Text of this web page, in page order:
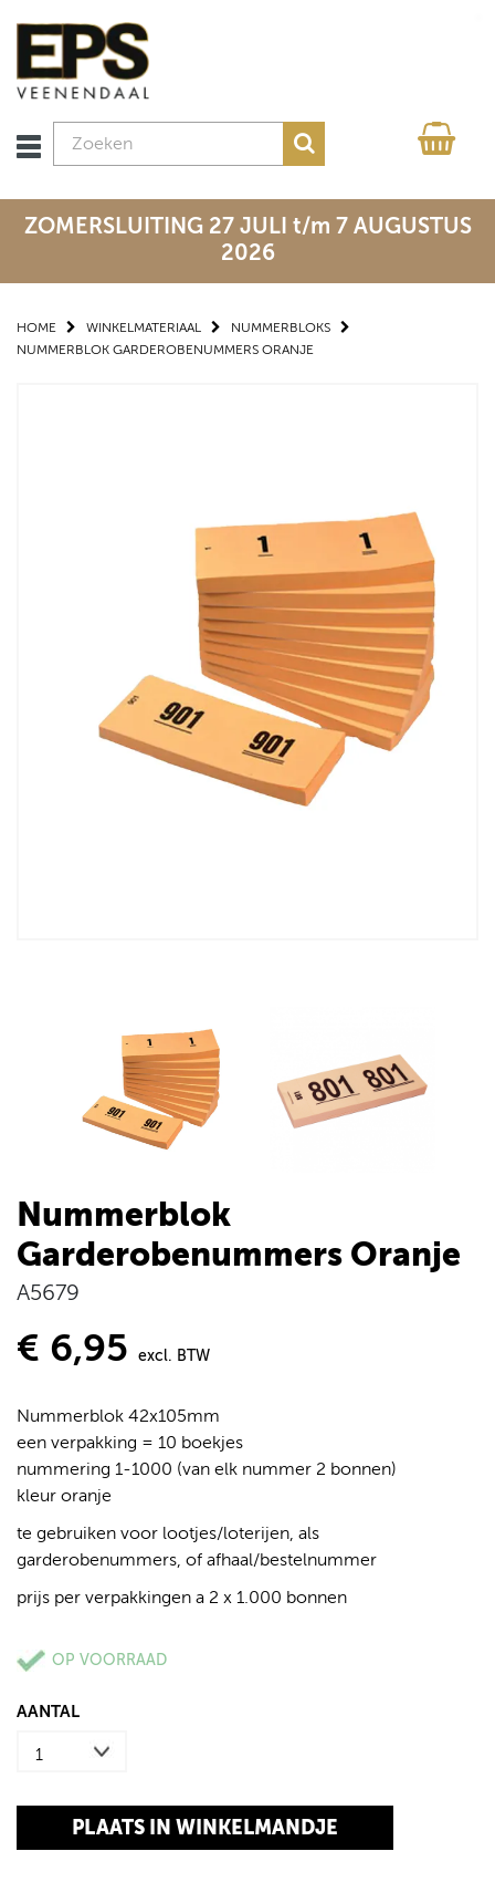
ZOMERSLUITING 27 JULI t/m 7 AUGUSTUS
2026
HOME WINKELMATERIAAL
NUMMERBLOKS
NUMMERBLOK GARDEROBENUMMERS ORANJE
Nummerblok
Garderobenummers Oranje
A5679
€ 6,95 excl. BTW
Nummerblok 42x105mm
een verpakking = 10 boekjes
nummering 1-1000 (van elk nummer 2 bonnen)
kleur oranje
te gebruiken voor lootjes/loterijen, als
garderobenummers, of afhaal/bestelnummer
prijs per verpakkingen a 2 x 1.000 bonnen
OP VOORRAAD
AANTAL